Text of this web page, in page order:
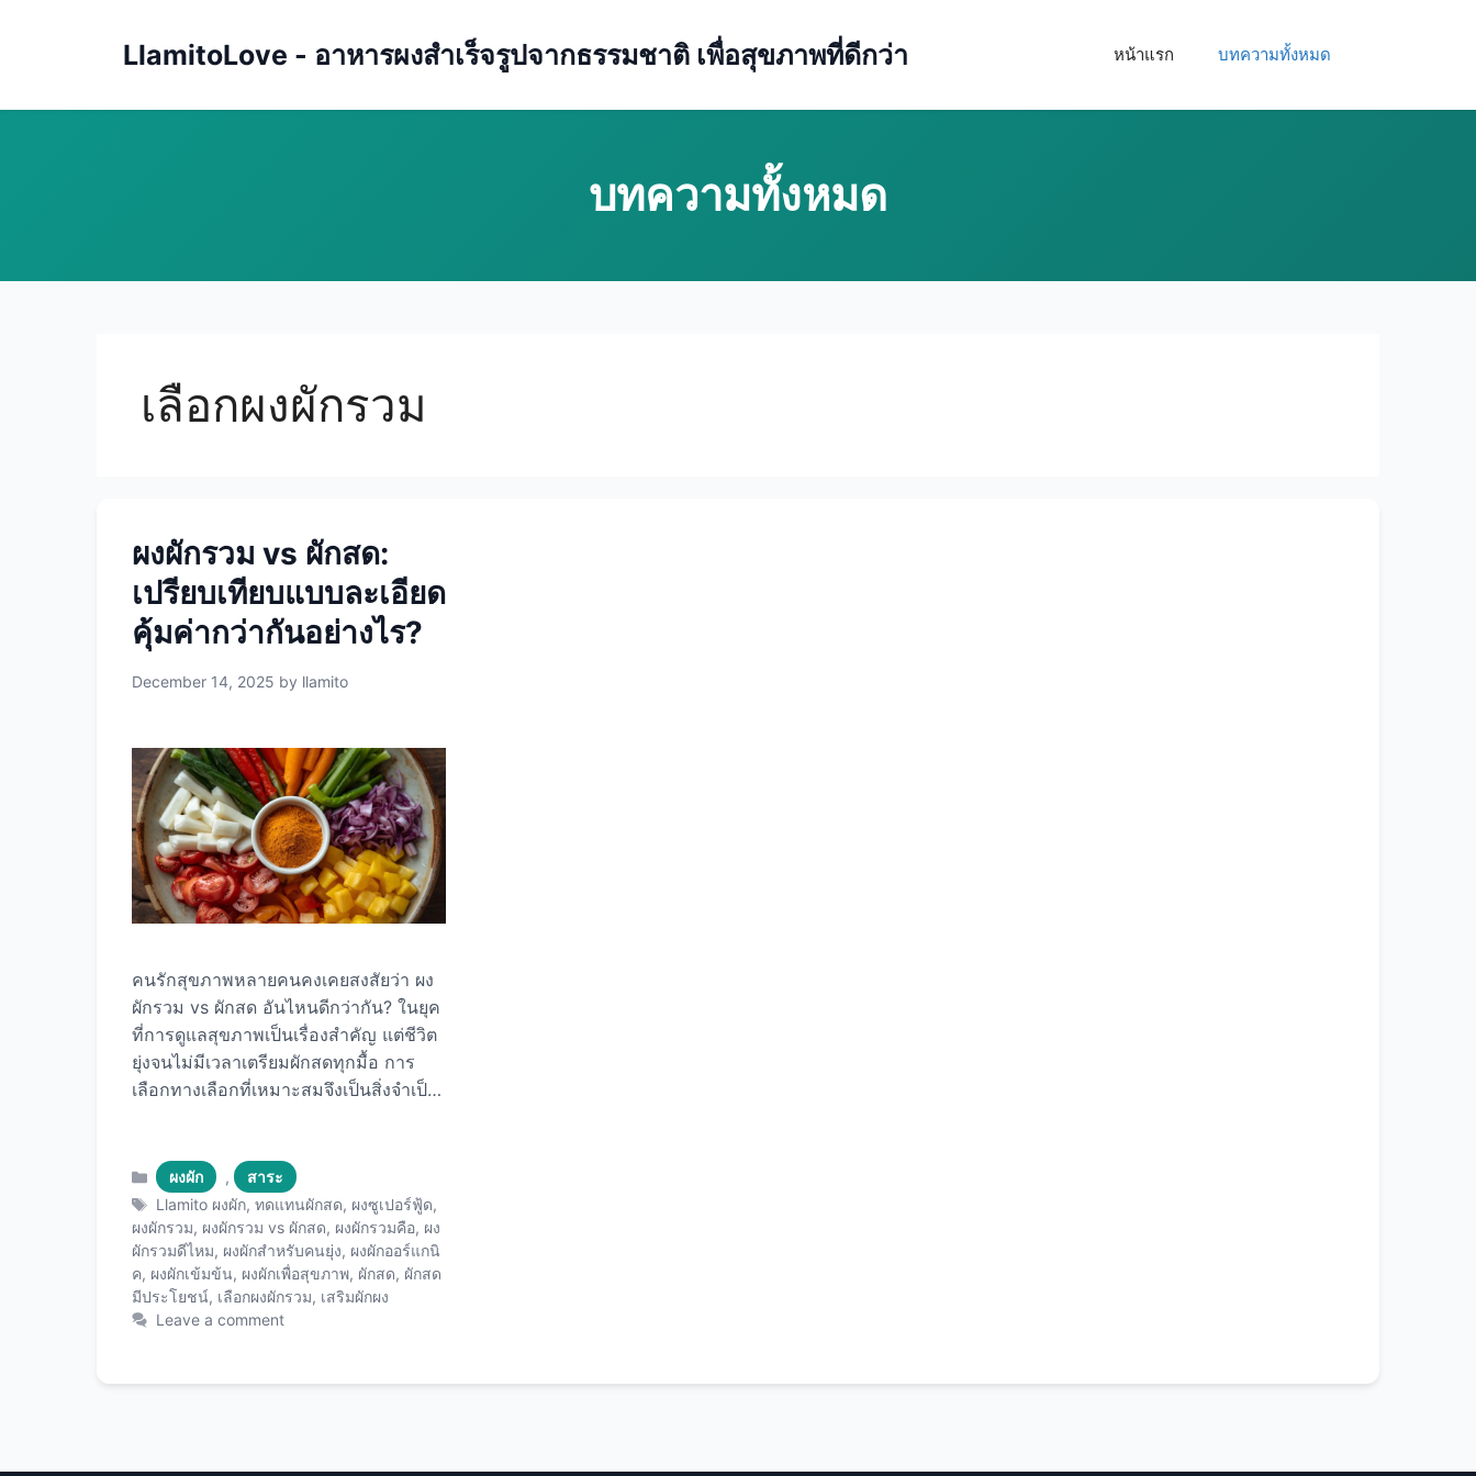
LlamitoLove - อาหารผงสำเร็จรูปจากธรรมชาติ เพื่อสุขภาพที่ดีกว่า หน้าแรก บทความทั้งหมด
เลือกผงผักรวม
ผงผักรวม vs ผักสด:
เปรียบเทียบแบบละเอียด
คุ้มค่ากว่ากันอย่างไร?
December 14, 2025 by llamito
คนรักสุขภาพหลายคนคงเคยสงสัยว่า ผง
ผักรวม vs ผักสด อันไหนดีกว่ากัน? ในยุค
ที่การดูแลสุขภาพเป็นเรื่องสำคัญ แต่ชีวิต
ยุ่งจนไม่มีเวลาเตรียมผักสดทุกมื้อ การ
เลือกทางเลือกที่เหมาะสมจึงเป็นสิ่งจำเป็น
อย่างครบถ้วน ผงผักรวมคือ อะไร? ผงผัก
รวมเป็นผลิตภัณฑ์เสริมอาหารที่ผลิตจาก
ผักและผลไม้หลากหลายชนิดที่ผ่าน
กระบวนการอย่างพอก (Dehydration)
หรือการทำแห้งแบบแช่เยือกแข็ง
(Freeze-drying) จากนั้นนำมาบดเป็นผง
Categories
ผงผัก ,
สาระ
Tags
Llamito ผงผัก,ทดแทนผักสด, ผงซูเปอร์ฟู้ด,
ผงผักรวม, ผงผักรวม vs ผักสด, ผงผักรวมคือ, ผง
ผักรวมดีไหม, ผงผักสำหรับคนยุ่ง, ผงผักออร์แกนิ
ค, ผงผักเข้มข้น, ผงผักเพื่อสุขภาพ, ผักสด, ผักสด
มีประโยชน์, เลือกผงผักรวม, เสริมผักผง
Leave a comment